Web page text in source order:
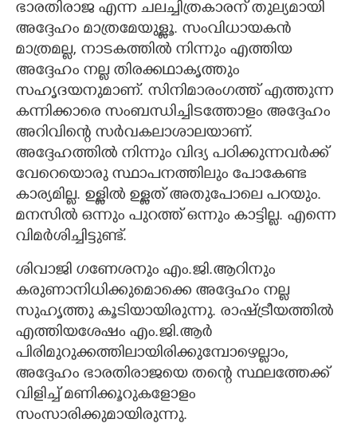
CARTOONS
LITERATURE
ZOOM
ഭാരതിരാജ എന്ന ചലച്ചിത്രകാരന് തുല്യമായി
അദ്ദേഹം മാത്രമേയുള്ളൂ. സംവിധായകൻ
മാത്രമല്ല, നാടകത്തിൽ നിന്നും എത്തിയ
അദ്ദേഹം നല്ല തിരക്കഥാകൃത്തും
സഹൃദയനുമാണ്. സിനിമാരംഗത്ത് എത്തുന്ന
കന്നിക്കാരെ സംബന്ധിച്ചിടത്തോളം അദ്ദേഹം
അറിവിന്റെ സർവകലാശാലയാണ്.
അദ്ദേഹത്തിൽ നിന്നും വിദ്യ പഠിക്കുന്നവർക്ക്
വേറെയൊരു സ്ഥാപനത്തിലും പോകേണ്ട
കാര്യമില്ല. ഉള്ളിൽ ഉള്ളത് അതുപോലെ പറയും.
മനസിൽ ഒന്നും പുറത്ത് ഒന്നും കാട്ടില്ല. എന്നെ
വിമർശിച്ചിട്ടുണ്ട്.
ശിവാജി ഗണേശനും എം.ജി.ആറിനും
കരുണാനിധിക്കുമൊക്കെ അദ്ദേഹം നല്ല
സുഹൃത്തു കൂടിയായിരുന്നു. രാഷ്ട്രീയത്തിൽ
എത്തിയശേഷം എം.ജി.ആർ
പിരിമുറുക്കത്തിലായിരിക്കുമ്പോഴെല്ലാം,
അദ്ദേഹം ഭാരതിരാജയെ തന്റെ സ്ഥലത്തേക്ക്
വിളിച്ച് മണിക്കൂറുകളോളം
സംസാരിക്കുമായിരുന്നു.